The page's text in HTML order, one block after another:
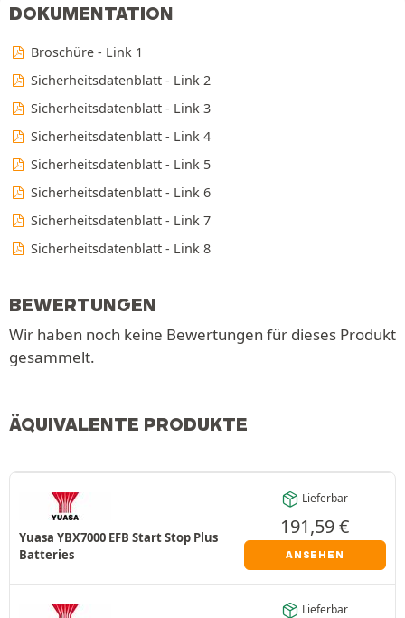
DOKUMENTATION
Broschüre - Link 1
Sicherheitsdatenblatt - Link 2
Sicherheitsdatenblatt - Link 3
Sicherheitsdatenblatt - Link 4
Sicherheitsdatenblatt - Link 5
Sicherheitsdatenblatt - Link 6
Sicherheitsdatenblatt - Link 7
Sicherheitsdatenblatt - Link 8
BEWERTUNGEN
Wir haben noch keine Bewertungen für dieses Produkt
gesammelt.
ÄQUIVALENTE PRODUKTE
Yuasa YBX7000 EFB Start Stop Plus
Batteries
Lieferbar
191,59€
ANSEHEN
Lieferbar